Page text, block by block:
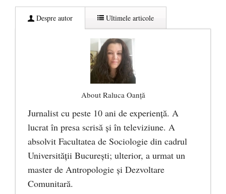
Despre autor Ultimele articole
About Raluca Oanță
Jurnalist cu peste 10 ani de experiență. A
lucrat în presa scrisă și în televiziune. A
absolvit Facultatea de Sociologie din cadrul
Universității București; ulterior, a urmat un
master de Antropologie și Dezvoltare
Comunitară.